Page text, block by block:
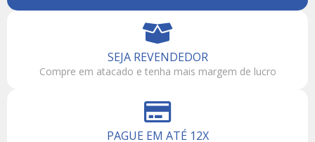
SEJA REVENDEDOR
Compre em atacado e tenha mais margem de lucro
PAGUE EM ATÉ 12X